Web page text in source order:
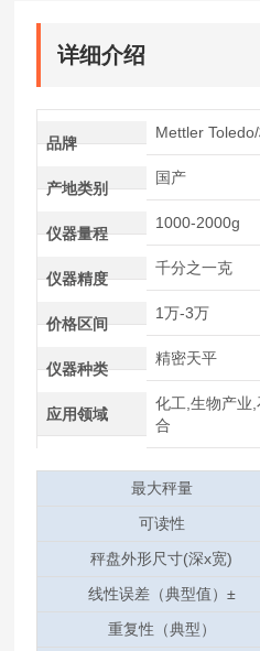
详细介绍
品牌
Mettler
产地类别
国产
仪器量程
1000-2000g
仪器精度
千分之一克
价格区间
1万-3万
仪器种类
精密天平
应用领域
化工,生物产业
合
最大秤量
可读性
秤盘外形尺寸(深x宽)
线性误差（典型值）±
重复性（典型）